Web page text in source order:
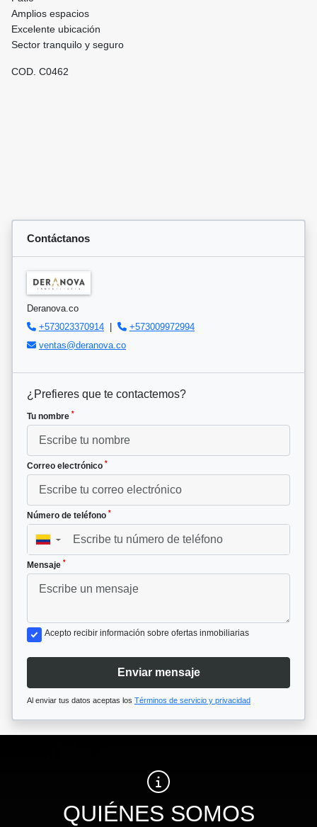
Amplios espacios
Excelente ubicación
Sector tranquilo y seguro
COD. C0462
Contáctanos
Deranova.co
+573023370914 |
+573009972994
ventas@deranova.co
¿Prefieres que te contactemos?
Tu nombre *
Correo electrónico *
Número de teléfono *
▼
Mensaje *
Acepto recibir información sobre ofertas inmobiliarias
Enviar mensaje
Al enviar tus datos aceptas los Términos de servicio y privacidad
QUIÉNES SOMOS